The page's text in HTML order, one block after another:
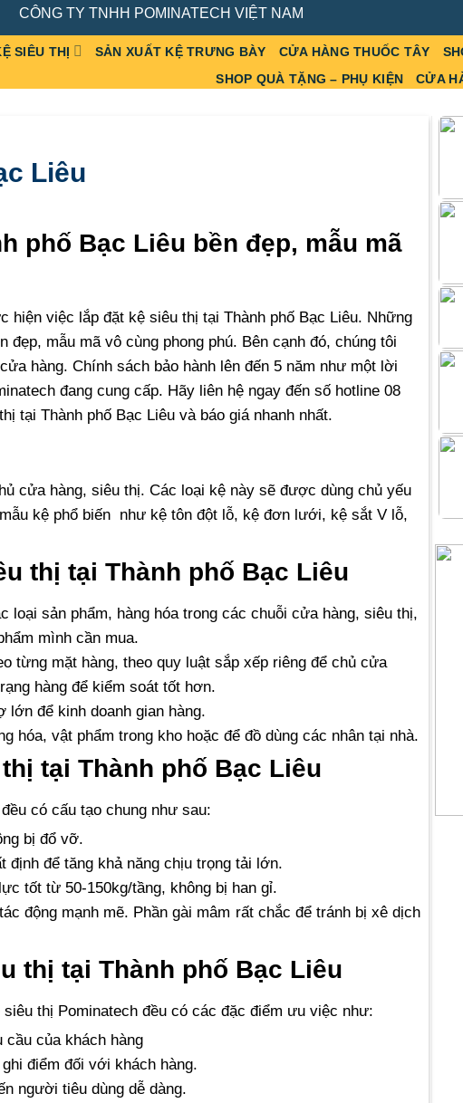
CÔNG TY TNHH POMINATECH VIỆT NAM
SIÊU THỊ SẢN XUẤT KỆ TRƯNG BÀY CỬA HÀNG THUỐC TÂY
SHOP QUÀ TẶNG – PHỤ KIỆN
CỬA
Liêu
phố Bạc Liêu bền đẹp, mẫu mã
hiện việc lắp đặt kệ siêu thị tại Thành phố Bạc Liêu. Những
mẫu mã vô cùng phong phú. Bên cạnh đó, chúng tôi
hàng. Chính sách bảo hành lên đến 5 năm như một lời
đang cung cấp. Hãy liên hệ ngay đến số hotline 08
tại Thành phố Bạc Liêu và báo giá nhanh nhất.
cửa hàng, siêu thị. Các loại kệ này sẽ được dùng chủ yếu
kệ phổ biến như kệ tôn đột lỗ, kệ đơn lưới, kệ sắt V lỗ,
thị tại Thành phố Bạc Liêu
loại sản phẩm, hàng hóa trong các chuỗi cửa hàng, siêu thị,
mình cần mua.
từng mặt hàng, theo quy luật sắp xếp riêng để chủ cửa
hàng để kiểm soát tốt hơn.
lớn để kinh doanh gian hàng.
hóa, vật phẩm trong kho hoặc để đồ dùng các nhân tại nhà.
tại Thành phố Bạc Liêu
có cấu tạo chung như sau:
bị đổ vỡ.
định để tăng khả năng chịu trọng tải lớn.
tốt từ 50-150kg/tầng, không bị han gỉ.
động mạnh mẽ. Phần gài mâm rất chắc để tránh bị xê dịch
thị tại Thành phố Bạc Liêu
thị Pominatech đều có các đặc điểm ưu việc như:
của khách hàng
điểm đối với khách hàng.
người tiêu dùng dễ dàng.